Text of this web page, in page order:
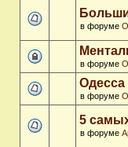
в форуме
в форуме
Одесса
в форуме
5
в форуме